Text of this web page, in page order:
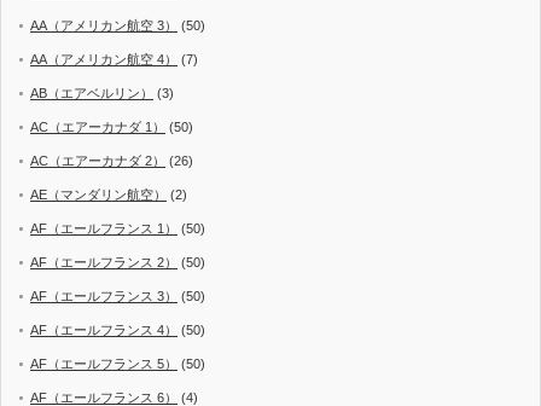
AA（アメリカン航空 3） (50)
AA（アメリカン航空 4） (7)
AB（エアベルリン） (3)
AC（エアーカナダ 1） (50)
AC（エアーカナダ 2） (26)
AE（マンダリン航空） (2)
AF（エールフランス 1） (50)
AF（エールフランス 2） (50)
AF（エールフランス 3） (50)
AF（エールフランス 4） (50)
AF（エールフランス 5） (50)
AF（エールフランス 6） (4)